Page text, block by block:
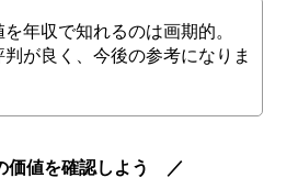
年収で知れるのは画期的。
が良く、今後の参考になりま
価値を確認しよう